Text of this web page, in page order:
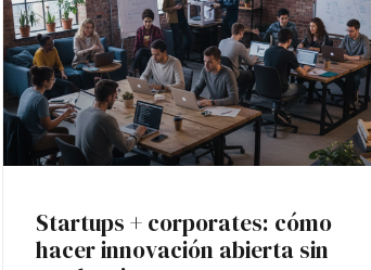
Startups + corporates: cómo
hacer innovación abierta sin